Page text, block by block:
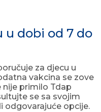
u dobi od 7 do
za djecu u
vakcina se zove
nije primilo Tdap
se sa svojim
odgovarajuće opcije.